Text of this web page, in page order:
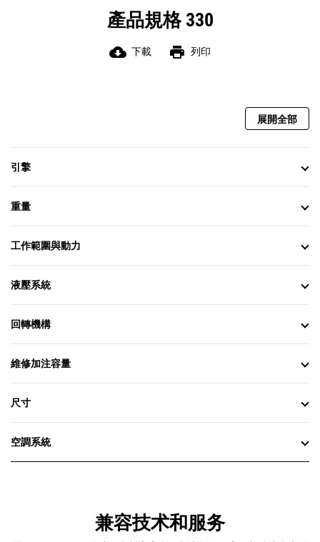
升級至雙天線 GNSS，可大幅提升整
觸控式螢幕監控器上建立和編輯設
引導、擴增實境和先進的定位功能等
Topcon 及 Leica 廠牌的無線電和基地
選配，需要購買額外的 3D 軟體授權。
上。
挖掘機回轉，協助您同時節省精力與
目標，進而改善作業效率。使用鏟斗
進階 Payload 是系統升級，具有更多
特色及功能，其中包括自訂標記、每
產品規格 330
cloud_download 下載 print 列印
展開全部
引擎
重量
工作範圍與動力
液壓系統
回轉機構
維修加注容量
尺寸
空調系統
兼容技术和服务